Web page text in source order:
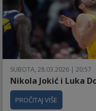
SUBOTA, 28.03.2026 | 20:57
Nikola Jokić i Luka
PROČITAJ VIŠE